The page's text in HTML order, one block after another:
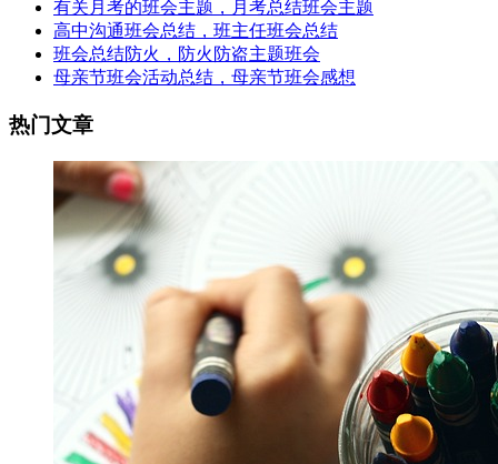
有关月考的班会主题，月考总结班会主题
高中沟通班会总结，班主任班会总结
班会总结防火，防火防盗主题班会
母亲节班会活动总结，母亲节班会感想
热门文章